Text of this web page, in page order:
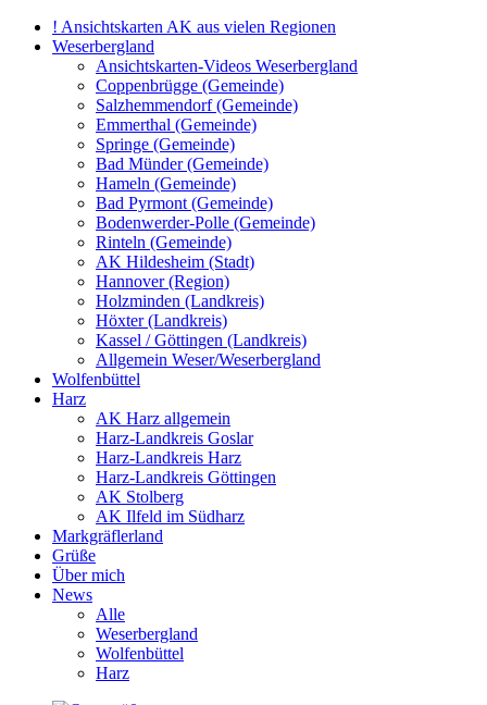
! Ansichtskarten AK aus vielen Regionen
Weserbergland
Ansichtskarten-Videos Weserbergland
Coppenbrügge (Gemeinde)
Salzhemmendorf (Gemeinde)
Emmerthal (Gemeinde)
Springe (Gemeinde)
Bad Münder (Gemeinde)
Hameln (Gemeinde)
Bad Pyrmont (Gemeinde)
Bodenwerder-Polle (Gemeinde)
Rinteln (Gemeinde)
AK Hildesheim (Stadt)
Hannover (Region)
Holzminden (Landkreis)
Höxter (Landkreis)
Kassel / Göttingen (Landkreis)
Allgemein Weser/Weserbergland
Wolfenbüttel
Harz
AK Harz allgemein
Harz-Landkreis Goslar
Harz-Landkreis Harz
Harz-Landkreis Göttingen
AK Stolberg
AK Ilfeld im Südharz
Markgräflerland
Grüße
Über mich
News
Alle
Weserbergland
Wolfenbüttel
Harz